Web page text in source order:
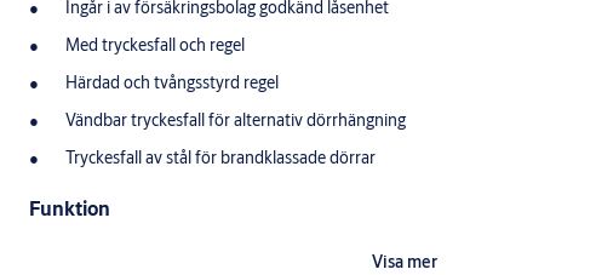
Ingår i av försäkringsbolag godkänd låsenhet
Med tryckesfall och regel
Härdad och tvångsstyrd regel
Vändbar tryckesfall för alternativ dörrhängning
Tryckesfall av stål för brandklassade dörrar
Funktion
Visa mer